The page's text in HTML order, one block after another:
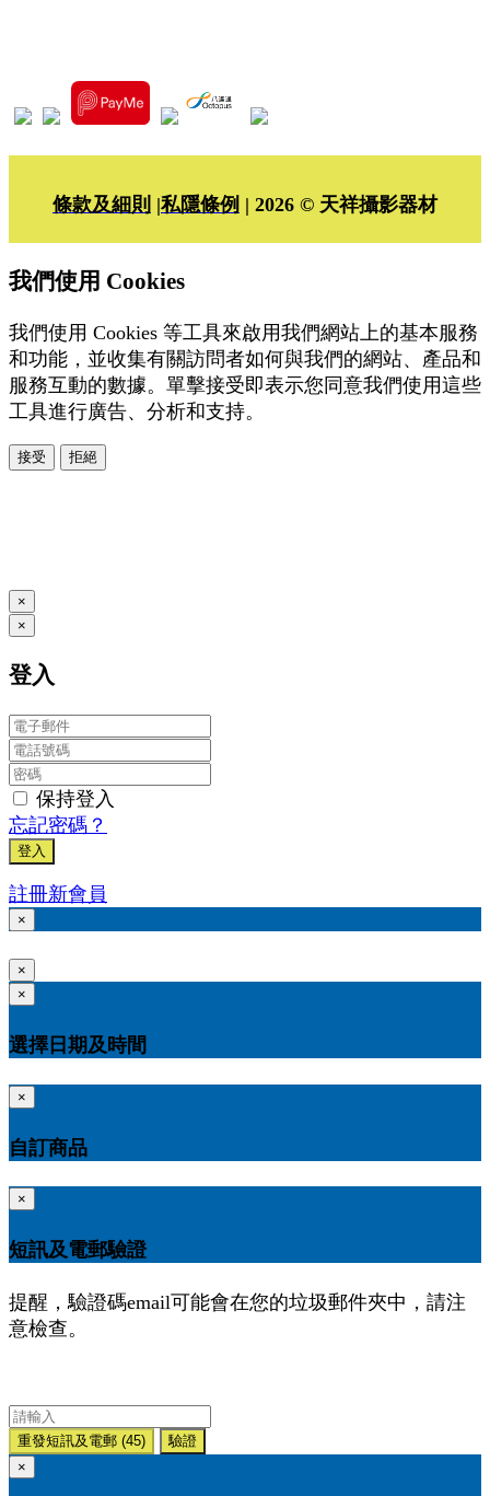
條款及細則 |私隱條例 | 2026 © 天祥攝影器材
我們使用 Cookies
我們使用 Cookies 等工具來啟用我們網站上的基本服務
和功能，並收集有關訪問者如何與我們的網站、產品和
服務互動的數據。單擊接受即表示您同意我們使用這些
工具進行廣告、分析和支持。
接受 拒絕
×
×
登入
保持登入
忘記密碼？
登入
註冊新會員
×
×
×
選擇日期及時間
×
自訂商品
×
短訊及電郵驗證
提醒，驗證碼email可能會在您的垃圾郵件夾中，請注
意檢查。
重發短訊及電郵 (45)
驗證
×